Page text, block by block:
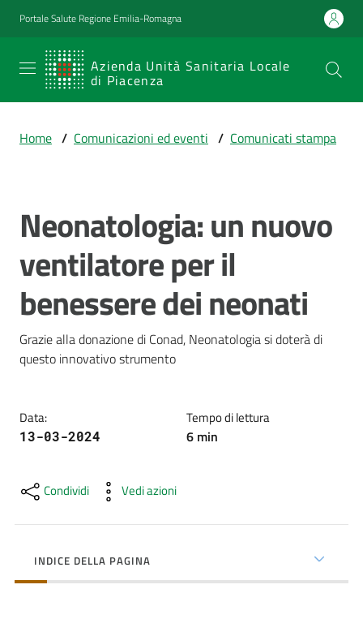
Vai al contenuto
Vai alla navigazione
Vai al footer
Portale Salute Regione Emilia-Romagna
Azienda Unità Sanitaria Locale
di Piacenza
SERVIZIO
SANITARIO
Emilia-
Sanitaria Locale
di Piacenza
Prestazioni
e
percorsi
di
cura
Come
territorio
Home / Comunicazioni ed eventi / Comunicati stampa
Salta al contenuto
Neonatologia: un nuovo
ventilatore per il
benessere dei neonati
Grazie alla donazione di Conad, Neonatologia si doterà di
questo innovativo strumento
Data:
13-03-2024
Tempo di lettura
6 min
Condividi Vedi azioni
INDICE DELLA PAGINA